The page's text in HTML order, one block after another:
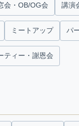
会・OB/OG会 講演
ミートアップ パ
ティー・謝恩会